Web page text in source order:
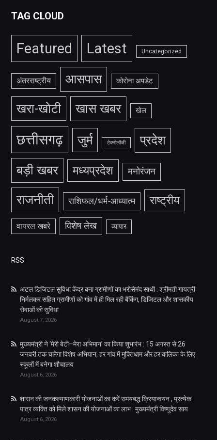
TAG CLOUD
Featured Latest Uncategorized
अंतरराष्ट्रीय आसपास कोरोना अपडेट
खरा-खोटी खास खबर खेल
छत्तीसगढ़ जुर्म टेक्नोलॉजी प्रदेश
बड़ी खबर मध्यप्रदेश मनोरंजन
राजनीती राशिफल/धर्म-आध्यात्म राष्ट्रीय
वायरल खबरे विशेष लेख व्यापार
RSS
अटल डिजिटल सुविधा केंद्र बना ग्रामीणों का भरोसेमंद साथी : श्रीमती गायत्री
निर्मलकर सहित ग्रामीणों को गांव में ही मिल रही बैंकिंग, डिजिटल और शासकीय
सेवाओं की सुविधा
August 7, 2026
मुख्यमंत्री ने ‘मेरी बेटी–मेरा अभिमान’ का किया शुभारंभ : 15 अगस्त से 26
जनवरी तक चलेगा विशेष अभियान, हर गांव में मुक्तिधाम और हर बालिका के लिए
स्कूलों में बनेगा शौचालय
August 6, 2026
शासन की जनकल्याणकारी योजनाओं का करें समयबद्ध क्रियान्वयन , प्रत्येक
पात्र व्यक्ति को मिले शासन की योजनाओं का लाभ : मुख्यमंत्री विष्णुदेव साय
August 6, 2026